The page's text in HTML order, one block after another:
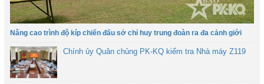
Nâng cao trình độ kíp chiến đấu sở chỉ huy trung đoàn ra đa cảnh giới
Chính ủy Quân chủng PK-KQ kiểm tra Nhà máy Z119